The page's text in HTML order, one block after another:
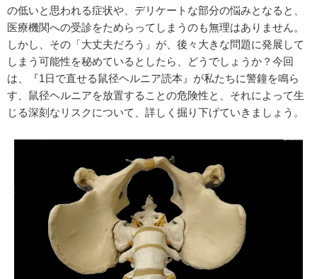
の低いと思われる症状や、デリケートな部分の悩みとなると、
医療機関への受診をためらってしまうのも無理はありません。
しかし、その「大丈夫だろう」が、後々大きな問題に発展して
しまう可能性を秘めているとしたら、どうでしょうか？今回
は、『1日で直せる鼠径ヘルニア読本』が私たちに警鐘を鳴ら
す、鼠径ヘルニアを放置することの危険性と、それによって生
じる深刻なリスクについて、詳しく掘り下げていきましょう。